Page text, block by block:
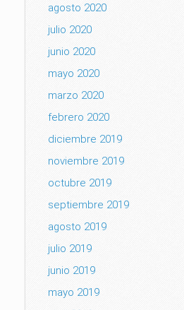
agosto 2020
julio 2020
junio 2020
mayo 2020
marzo 2020
febrero 2020
diciembre 2019
noviembre 2019
octubre 2019
septiembre 2019
agosto 2019
julio 2019
junio 2019
mayo 2019